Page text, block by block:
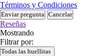
Términos y Condiciones
Enviar pregunta Cancelar
Reseñas
Mostrando
Filtrar por:
Todas las huellitas